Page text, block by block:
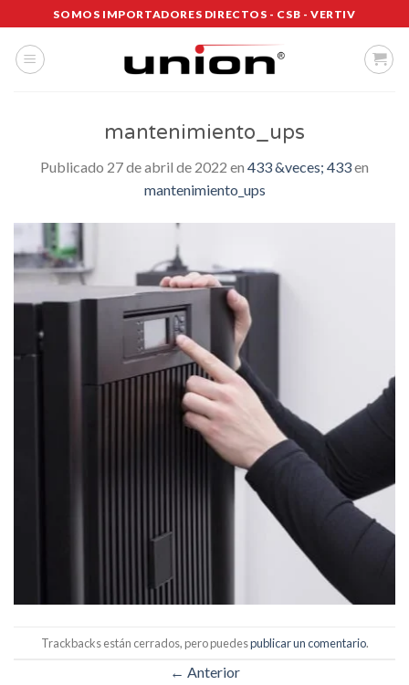
al
contenido
SOMOS IMPORTADORES DIRECTOS - CSB - VERTIV
mantenimiento_ups
Publicado 27 de abril de 2022 en 433 &veces; 433en
mantenimiento_ups
Trackbacks están cerrados, pero puedespublicar un comentario.
← Anterior